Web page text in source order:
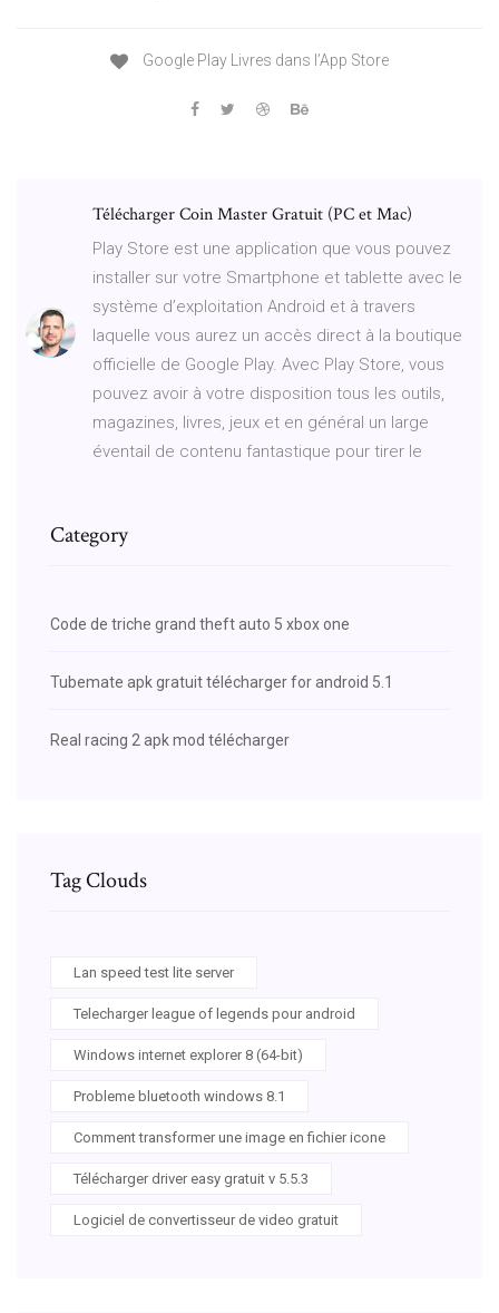
‎Google Play Livres dans l’App Store
Télécharger Coin Master Gratuit (PC et Mac)
Play Store est une application que vous pouvez
installer sur votre Smartphone et tablette avec le
système d’exploitation Android et à travers
laquelle vous aurez un accès direct à la boutique
officielle de Google Play. Avec Play Store, vous
pouvez avoir à votre disposition tous les outils,
magazines, livres, jeux et en général un large
éventail de contenu fantastique pour tirer le
Category
Code de triche grand theft auto 5 xbox one
Tubemate apk gratuit télécharger for android 5.1
Real racing 2 apk mod télécharger
Tag Clouds
Lan speed test lite server
Telecharger league of legends pour android
Windows internet explorer 8 (64-bit)
Probleme bluetooth windows 8.1
Comment transformer une image en fichier icone
Télécharger driver easy gratuit v 5.5.3
Logiciel de convertisseur de video gratuit